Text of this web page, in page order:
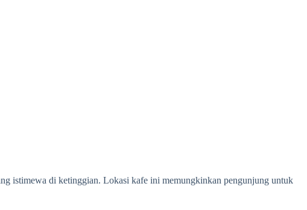
istimewa di ketinggian. Lokasi kafe ini memungkinkan pengunjung untuk